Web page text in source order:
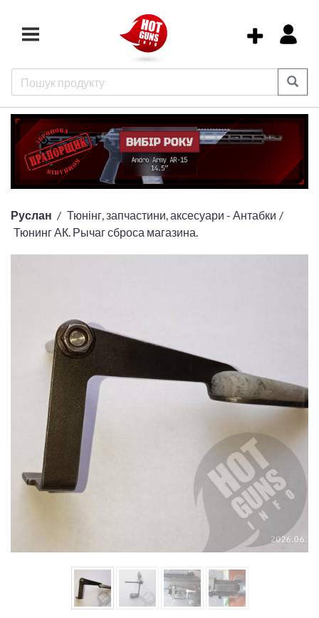
Руслан
Тюнінг, запчастини, аксесуари - Антабки
Тюнинг АК. Рычаг сброса магазина.